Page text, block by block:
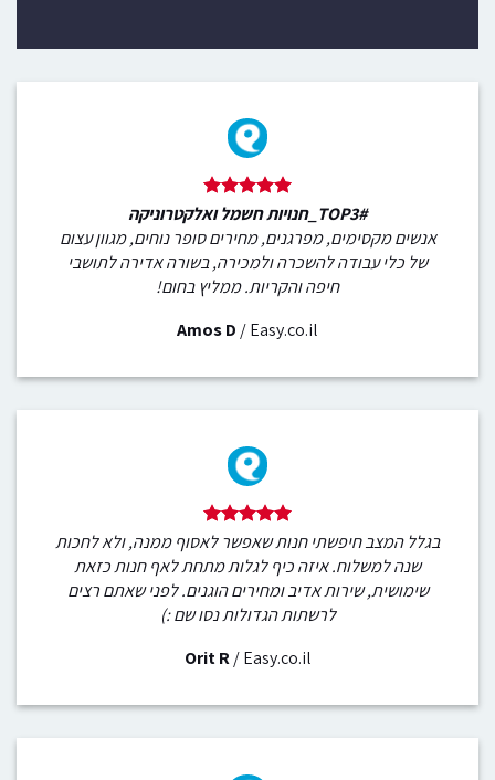
#TOP3_חנויות חשמל ואלקטרוניקה
אנשים מקסימים, מפרגנים, מחירים סופר נוחים, מגוון עצום
של כלי עבודה להשכרה ולמכירה, בשורה אדירה לתושבי
חיפה והקריות. ממליץ בחום!
Amos D /Easy.co.il
בגלל המצב חיפשתי חנות שאפשר לאסוף ממנה, ולא לחכות
שנה למשלוח. איזה כיף לגלות מתחת לאף חנות כזאת
שימושית, שירות אדיב ומחירים הוגנים. לפני שאתם רצים
לרשתות הגדולות נסו שם :)
Orit R /Easy.co.il